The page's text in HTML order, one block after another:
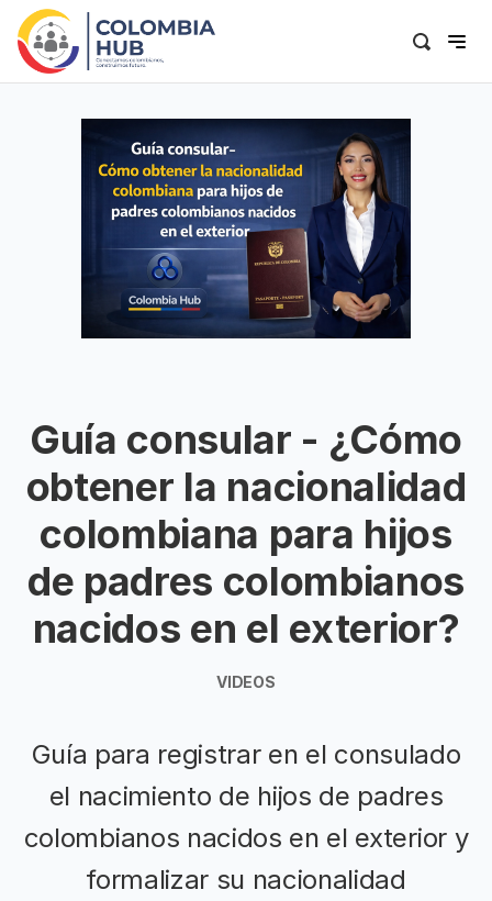
Guía consular - ¿Cómo
obtener la nacionalidad
colombiana para hijos
de padres colombianos
nacidos en el exterior?
VIDEOS
Guía para registrar en el consulado
el nacimiento de hijos de padres
colombianos nacidos en el exterior y
formalizar su nacionalidad